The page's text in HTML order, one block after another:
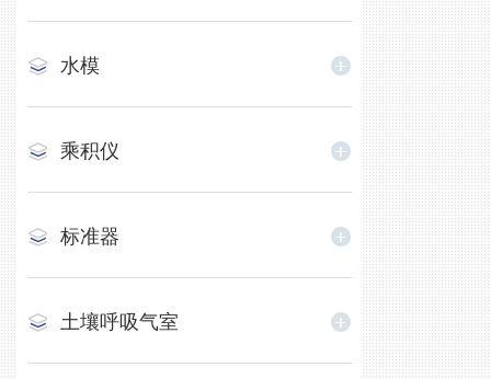
水模
乘积仪
标准器
土壤呼吸气室